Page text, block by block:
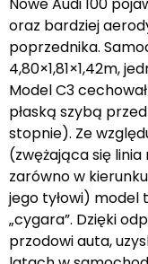
oraz bardziej
poprzednika.
4,80×1,81×1,42m,
Model C3
płaską szybą
stopnie). Ze
(zwężająca się
zarówno w
jego tyłowi) model
„cygara”. Dzięki
przodowi auta,